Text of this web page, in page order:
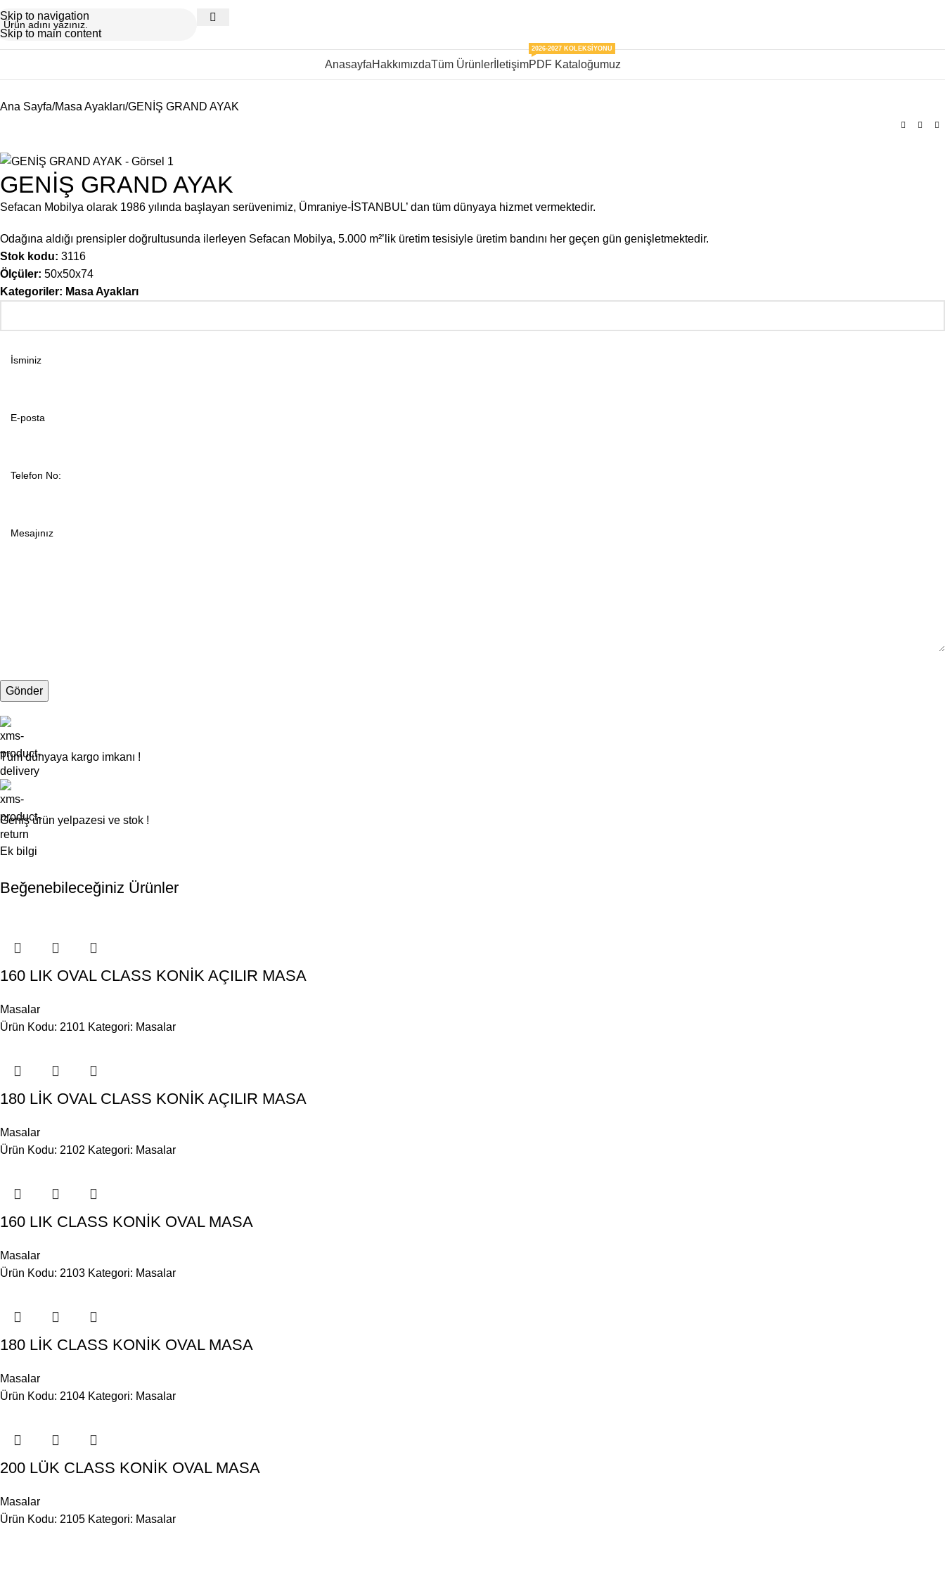
Skip to navigation
Skip to main content
AnasayfaHakkımızdaTüm ÜrünlerİletişimPDF Kataloğumuz
2026-2027 KOLEKSIYONU
Ana Sayfa Masa Ayakları GENİŞ GRAND AYAK
GENİŞ GRAND AYAK
Sefacan Mobilya olarak 1986 yılında başlayan serüvenimiz, Ümraniye-İSTANBUL’ dan tüm dünyaya hizmet vermektedir.
Odağına aldığı prensipler doğrultusunda ilerleyen Sefacan Mobilya, 5.000 m²’lik üretim tesisiyle üretim bandını her geçen gün genişletmektedir.
Stok kodu: 3116
Ölçüler: 50x50x74
Kategoriler: Masa Ayakları
Tüm dünyaya kargo imkanı !
Geniş ürün yelpazesi ve stok !
Ek bilgi
Beğenebileceğiniz Ürünler
160 LIK OVAL CLASS KONİK AÇILIR MASA
Masalar
Ürün Kodu: 2101 Kategori: Masalar
180 LİK OVAL CLASS KONİK AÇILIR MASA
Masalar
Ürün Kodu: 2102 Kategori: Masalar
160 LIK CLASS KONİK OVAL MASA
Masalar
Ürün Kodu: 2103 Kategori: Masalar
180 LİK CLASS KONİK OVAL MASA
Masalar
Ürün Kodu: 2104 Kategori: Masalar
200 LÜK CLASS KONİK OVAL MASA
Masalar
Ürün Kodu: 2105 Kategori: Masalar